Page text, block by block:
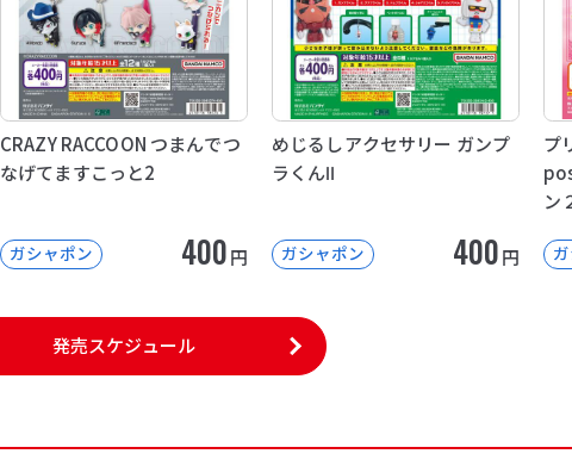
CRAZY RACCOON つまんでつ
なげてますこっと2
ガシャポン 400円
めじるしアクセサリー ガンプ
ラくんⅡ
ガシャポン 400円
プ
ン
発売スケジュール